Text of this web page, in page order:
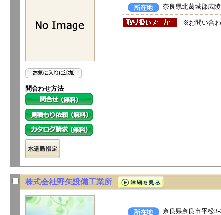
問合わせ方法
奈良県北葛城郡広
※お問い合
株式会社野矢設備工業所
奈良県奈良市平松